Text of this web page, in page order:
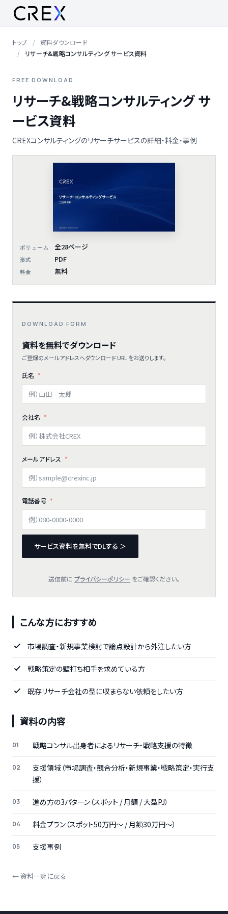
トップ
資料ダウンロード
リサーチ&戦略コンサルティング サービス資料
FREE DOWNLOAD
リサーチ&戦略コンサルティング サ
ービス資料
CREXコンサルティングのリサーチサービスの詳細・料金・事例
ボリューム 全28ページ
形式 PDF
料金 無料
DOWNLOAD FORM
資料を無料でダウンロード
ご登録のメールアドレスへダウンロード URL をお送りします。
氏名
会社名
メールアドレス
電話番号
サービス資料を無料でDLする ＞
送信前に プライバシーポリシー をご確認ください。
こんな方におすすめ
市場調査・新規事業検討で論点設計から外注したい方
戦略策定の壁打ち相手を求めている方
既存リサーチ会社の型に収まらない依頼をしたい方
資料の内容
戦略コンサル出身者によるリサーチ・戦略支援の特徴
支援領域（市場調査・競合分析・新規事業・戦略策定・実行支
援）
進め方の3パターン（スポット / 月額 / 大型PJ）
料金プラン（スポット50万円〜 / 月額30万円〜）
支援事例
← 資料一覧に戻る